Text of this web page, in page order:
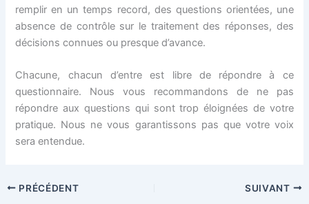
remplir en un temps record, des questions orientées, une
absence de contrôle sur le traitement des réponses, des
décisions connues ou presque d’avance.
Chacune, chacun d’entre est libre de répondre à ce
questionnaire. Nous vous recommandons de ne pas
répondre aux questions qui sont trop éloignées de votre
pratique. Nous ne vous garantissons pas que votre voix
sera entendue.
PRÉCÉDENT SUIVANT